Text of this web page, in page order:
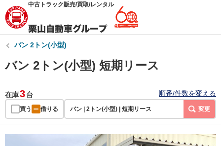
中古トラック販売/買取/レンタル
バン 2トン(小型)
バン 2トン(小型) 短期リース
在庫3台 順番/件数を変える
買う 借りる バン | 2トン(小型) | 短期リース 変更